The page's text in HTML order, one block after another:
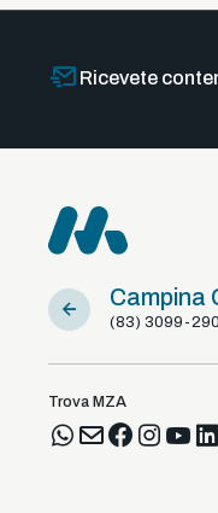
Ricevete
Campina
(83) 3099-
Trova MZA